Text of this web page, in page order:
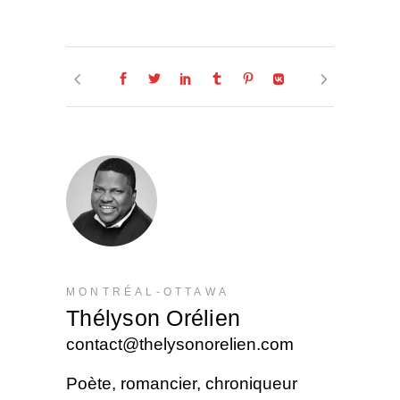
MONTRÉAL-OTTAWA
Thélyson Orélien
contact@thelysonorelien.com
Poète, romancier, chroniqueur